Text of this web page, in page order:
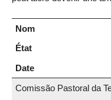
Nom
État
Date
Comissão Pastoral da